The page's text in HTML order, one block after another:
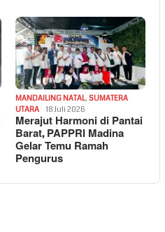
MANDAILING NATAL, SUMATERA
UTARA
18 Juli 2026
Merajut Harmoni di Pantai
Barat, PAPPRI Madina
Gelar Temu Ramah
Pengurus